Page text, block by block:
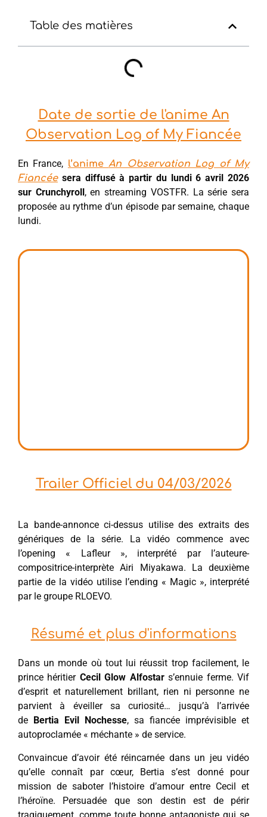
Table des matières
Date de sortie de l'anime An
Observation Log of My Fiancée
En France, l’animeAn Observation Log of My
Fiancéesera diffusé à partir du lundi 6 avril 2026
sur Crunchyroll , en streaming VOSTFR. La série sera
proposée au rythme d’un épisode par semaine, chaque
lundi.
Trailer Officiel du 04/03/2026
La bande-annonce ci-dessus utilise des extraits des
génériques de la série. La vidéo commence avec
l’opening « Lafleur », interprété par l’auteure-
compositrice-interprète Airi Miyakawa. La deuxième
partie de la vidéo utilise l’ending « Magic », interprété
par le groupe RLOEVO.
Résumé et plus d'informations
Dans un monde où tout lui réussit trop facilement, le
prince héritier Cecil Glow Alfostars’ennuie ferme. Vif
d’esprit et naturellement brillant, rien ni personne ne
parvient à éveiller sa curiosité… jusqu’à l’arrivée
de Bertia Evil Nochesse, sa fiancée imprévisible et
autoproclamée « méchante » de service.
Convaincue d’avoir été réincarnée dans un jeu vidéo
qu’elle connaît par cœur, Bertia s’est donné pour
mission de saboter l’histoire d’amour entre Cecil et
l’héroïne. Persuadée que son destin est de périr
tragiquement, comme toute bonne antagoniste qui se